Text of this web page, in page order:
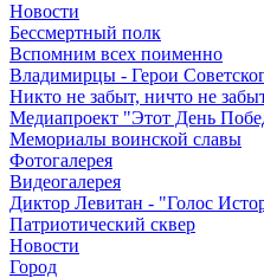
Новости
Бессмертный полк
Вспомним всех поименно
Владимирцы - Герои
Никто не забыт, ничто не
Медиапроект "Этот День
Мемориалы воинской славы
Фотогалерея
Видеогалерея
Диктор Левитан - "Голос
Патриотический сквер
Новости
Город